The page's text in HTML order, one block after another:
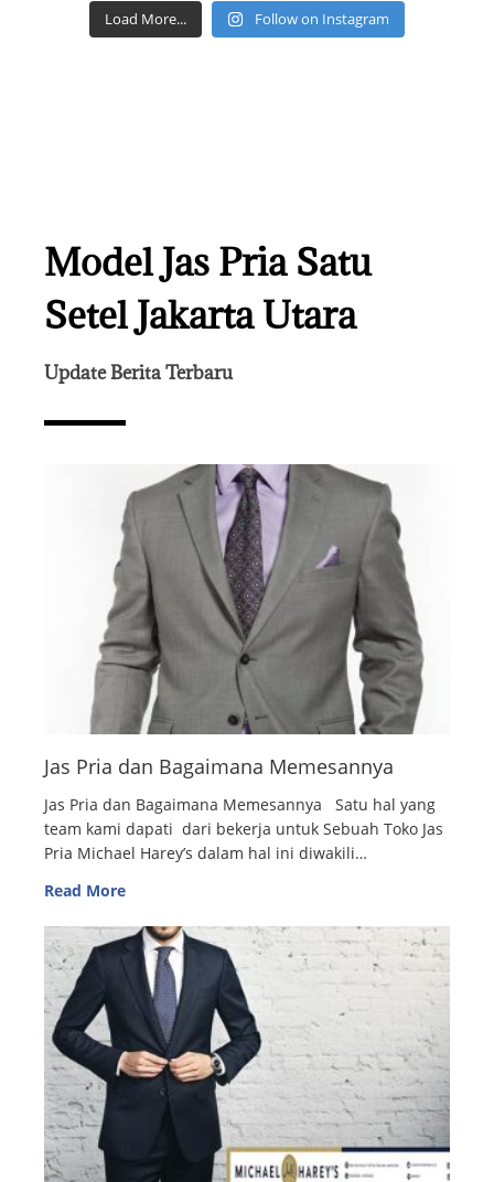
Load More... Follow on Instagram
Model Jas Pria Satu
Setel Jakarta Utara
Update Berita Terbaru
Jas Pria dan Bagaimana Memesannya
Jas Pria dan Bagaimana Memesannya Satu hal yang
team kami dapati dari bekerja untuk Sebuah Toko Jas
Pria Michael Harey’s dalam hal ini diwakili…
Read More